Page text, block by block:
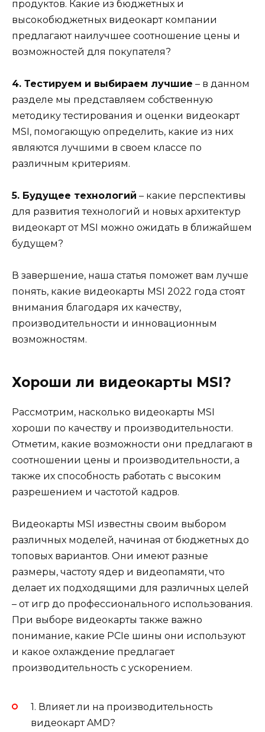
продуктов. Какие из бюджетных и
высокобюджетных видеокарт компании
предлагают наилучшее соотношение цены и
возможностей для покупателя?
4. Тестируем и выбираем лучшие – в данном
разделе мы представляем собственную
методику тестирования и оценки видеокарт
MSI, помогающую определить, какие из них
являются лучшими в своем классе по
различным критериям.
5. Будущее технологий – какие перспективы
для развития технологий и новых архитектур
видеокарт от MSI можно ожидать в ближайшем
будущем?
В завершение, наша статья поможет вам лучше
понять, какие видеокарты MSI 2022 года стоят
внимания благодаря их качеству,
производительности и инновационным
возможностям.
Хороши ли видеокарты MSI?
Рассмотрим, насколько видеокарты MSI
хороши по качеству и производительности.
Отметим, какие возможности они предлагают в
соотношении цены и производительности, а
также их способность работать с высоким
разрешением и частотой кадров.
Видеокарты MSI известны своим выбором
различных моделей, начиная от бюджетных до
топовых вариантов. Они имеют разные
размеры, частоту ядер и видеопамяти, что
делает их подходящими для различных целей
– от игр до профессионального использования.
При выборе видеокарты также важно
понимание, какие PCIe шины они используют
и какое охлаждение предлагает
производительность с ускорением.
1. Влияет ли на производительность
видеокарт AMD?